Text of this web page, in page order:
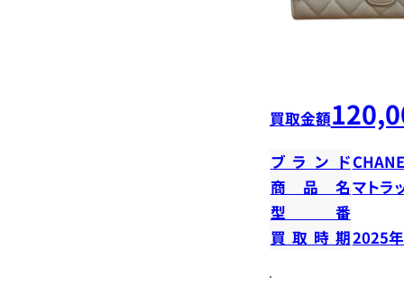
買取金額
ブランド
商品名マト
型番
買取時期2025